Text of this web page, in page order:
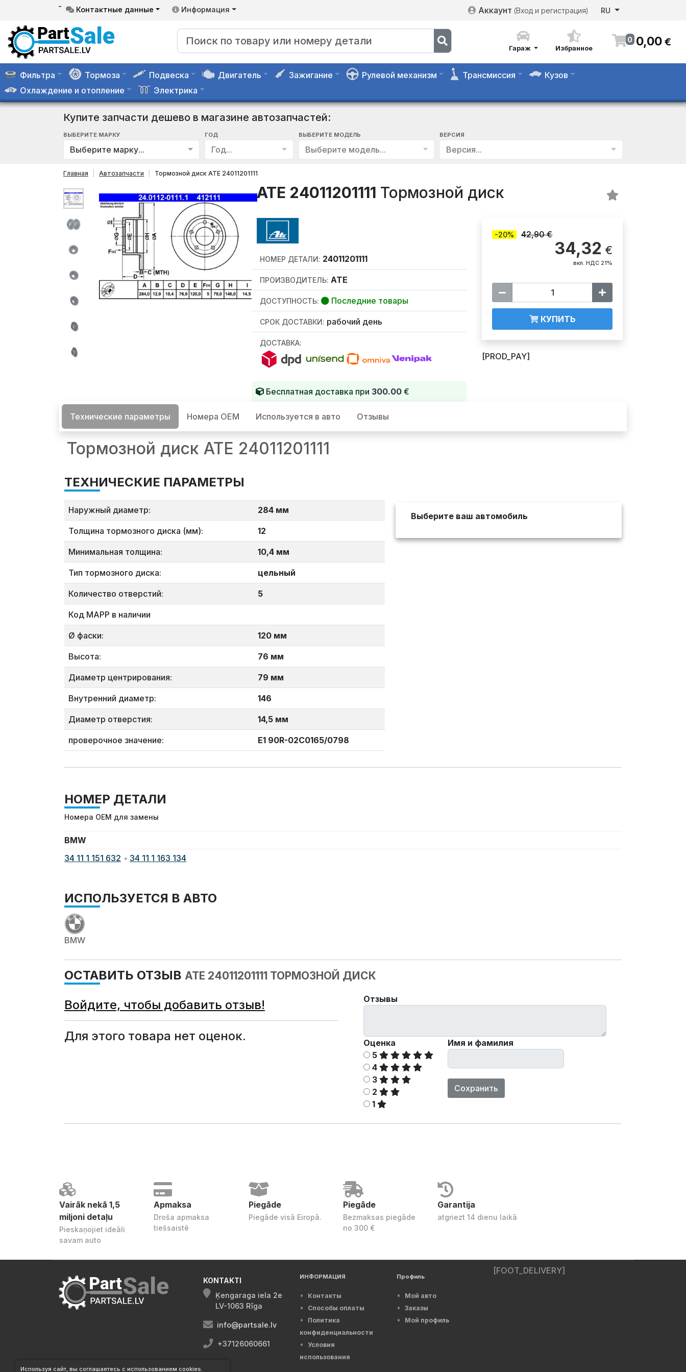
- Контактные данные Информация Аккаунт (Вход и регистрация) RU
Гараж Избранное
0 0,00 €
Фильтра Тормоза Подвеска Двигатель Зажигание Рулевой механизм Трансмиссия
Кузов
Охлаждение и отопление
Электрика
Купите запчасти дешево в магазине автозапчастей:
ВЫБЕРИТЕ МАРКУ
Выберите марку...
ГОД
Год...
ВЫБЕРИТЕ МОДЕЛЬ
Выберите модель...
ВЕРСИЯ
Версия...
Главная Автозапчасти Тормозной диск ATE 24011201111
ATE 24011201111 Тормозной диск
НОМЕР ДЕТАЛИ: 24011201111
ПРОИЗВОДИТЕЛЬ: ATE
ДОСТУПНОСТЬ: Последние товары
СРОК ДОСТАВКИ: рабочий день
ДОСТАВКА:
Бесплатная доставка при 300.00€
-20% 42,90 €
34,32 €
вкл. НДС 21%
КУПИТЬ
[PROD_PAY]
Технические параметры Номера OEM Используется в авто Отзывы
Тормозной диск ATE 24011201111
ТЕХНИЧЕСКИЕ ПАРАМЕТРЫ
Наружный диаметр: 284 мм
Толщина тормозного диска (мм): 12
Минимальная толщина: 10,4 мм
Тип тормозного диска: цельный
Количество отверстий: 5
Код MAPP в наличии
Ø фаски: 120 мм
Высота: 76 мм
Диаметр центрирования: 79 мм
Внутренний диаметр: 146
Диаметр отверстия: 14,5 мм
проверочное значение: E1 90R-02C0165/0798
Выберите ваш автомобиль
НОМЕР ДЕТАЛИ
Номера OEM для замены
BMW
34 11 1 151 632 • 34 11 1 163 134
ИСПОЛЬЗУЕТСЯ В АВТО
BMW
ОСТАВИТЬ ОТЗЫВ ATE 24011201111 ТОРМОЗНОЙ ДИСК
Войдите, чтобы добавить отзыв!
Для этого товара нет оценок.
Отзывы
Оценка
5
4
3
2
1
Имя и фамилия
Сохранить
Vairāk nekā 1,5
miljoni detaļu
Pieskaņojiet ideāli
savam auto
Apmaksa
Droša apmaksa
tiešsaistē
Piegāde
Piegāde visā Eiropā.
Piegāde
Bezmaksas piegāde
no 300 €
Garantija
atgriezt 14 dienu laikā
KONTAKTI
Ķengaraga iela 2e
LV-1063 Rīga
info@partsale.lv
+37126060661
ИНФОРМАЦИЯ
Контакты
Способы оплаты
Политика
конфиденциальности
Условия
использования
Профиль
Мой авто
Заказы
Мой профиль
[FOOT_DELIVERY]
Используя сайт, вы соглашаетесь с использованием cookies.